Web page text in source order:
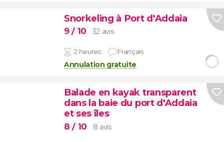
Snorkeling à Port d'Addaia
9/ 10 32 avis
2 heures Français
Annulation gratuite
Balade en kayak transparent
dans la baie du port d'Addaia
et ses îles
8/ 10 8 avis